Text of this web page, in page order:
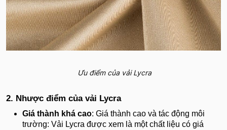
Ưu điểm của vải Lycra
2. Nhược điểm của vải Lycra
Giá thành khá cao: Giá thành cao và tác động môi
trường: Vải Lycra được xem là một chất liệu có giá